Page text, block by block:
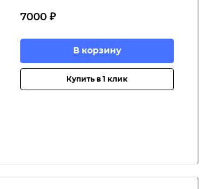
7000 ₽
В корзину
Купить в 1 клик